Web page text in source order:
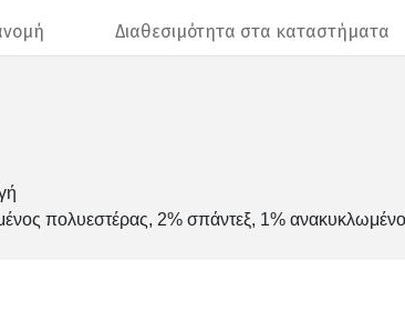
Διαθεσιμότητα στα καταστήματα
πολυεστέρας, 2% σπάντεξ, 1% ανακυκλωμένο